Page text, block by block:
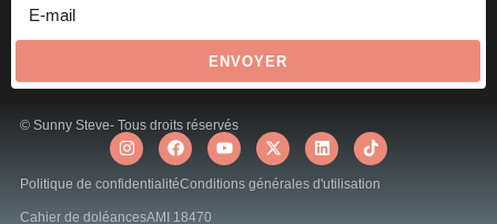
ENVOYER
© Sunny Steve- Tous droits réservés
Politique de confidentialitéConditions générales d'utilisation
Cahier de doléancesAMI 18470